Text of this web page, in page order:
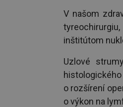
V našom
inštitútom
Uzlové
o rozšírení
o výkon na